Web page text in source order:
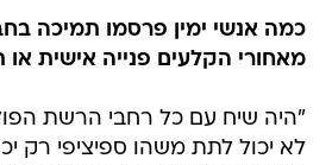
כמה אנשי ימין פרסמו תמיכה
מאחורי הקלעים פנייה אישית או
"היה שיח עם כל רחבי הרשת
לא יכול לתת משהו ספיציפי רק